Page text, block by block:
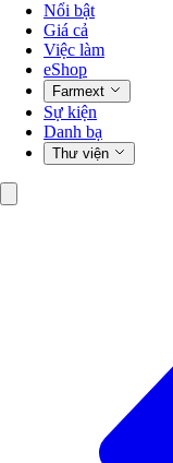
Nổi bật
Giá cả
Việc làm
eShop
Farmext
Sự kiện
Danh bạ
Thư viện